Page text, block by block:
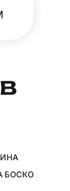
БОСКО